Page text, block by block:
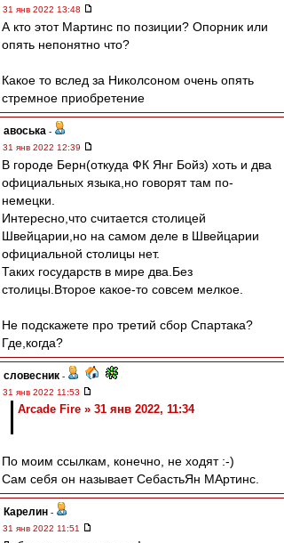
31 янв 2022 13:48
А кто этот Мартинс по позиции? Опорник или
опять непонятно что?
Какое то вслед за Николсоном очень опять
стремное приобретение
авоська -
31 янв 2022 12:39
В городе Берн(откуда ФК Янг Бойз) хоть и два
официальных языка,но говорят там по-
немецки.
Интересно,что считается столицей
Швейцарии,но на самом деле в Швейцарии
официальной столицы нет.
Таких государств в мире два.Без
столицы.Второе какое-то совсем мелкое.
Не подскажете про третий сбор Спартака?
Где,когда?
словесник -
31 янв 2022 11:53
Arcade Fire » 31 янв 2022, 11:34
По моим ссылкам, конечно, не ходят :-)
Сам себя он называет СебастьЯн МАртинс.
Карелин -
31 янв 2022 11:51